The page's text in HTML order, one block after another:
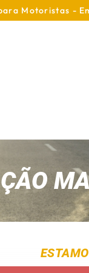
Motoristas -